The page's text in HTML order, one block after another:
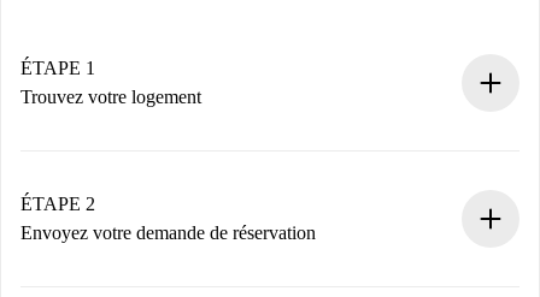
ÉTAPE 1
Trouvez votre logement
Vous disposez à l’avance de toutes les informations
nécessaires.
ÉTAPE 2
Envoyez votre demande de réservation